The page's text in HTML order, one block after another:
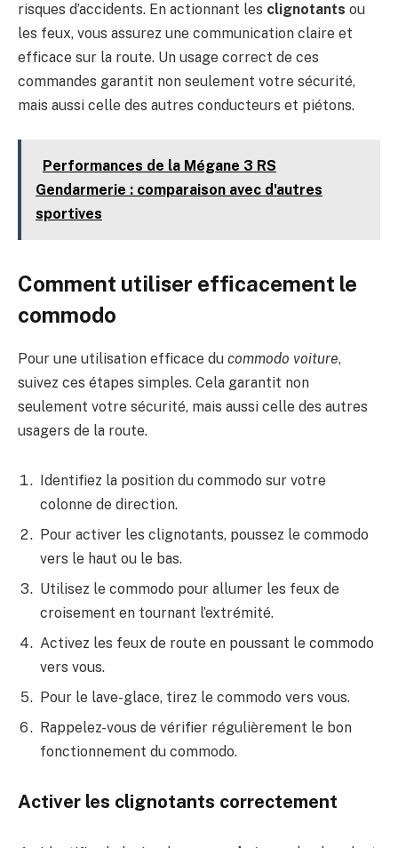
risques d’accidents. En actionnant les clignotants ou
les feux, vous assurez une communication claire et
efficace sur la route. Un usage correct de ces
commandes garantit non seulement votre sécurité,
mais aussi celle des autres conducteurs et piétons.
Performances de la Mégane 3 RS
Gendarmerie : comparaison avec d'autres
sportives
Comment utiliser efficacement le
commodo
Pour une utilisation efficace du commodo voiture,
suivez ces étapes simples. Cela garantit non
seulement votre sécurité, mais aussi celle des autres
usagers de la route.
Identifiez la position du commodo sur votre
colonne de direction.
Pour activer les clignotants, poussez le commodo
vers le haut ou le bas.
Utilisez le commodo pour allumer les feux de
croisement en tournant l’extrémité.
Activez les feux de route en poussant le commodo
vers vous.
Pour le lave-glace, tirez le commodo vers vous.
Rappelez-vous de vérifier régulièrement le bon
fonctionnement du commodo.
Activer les clignotants correctement